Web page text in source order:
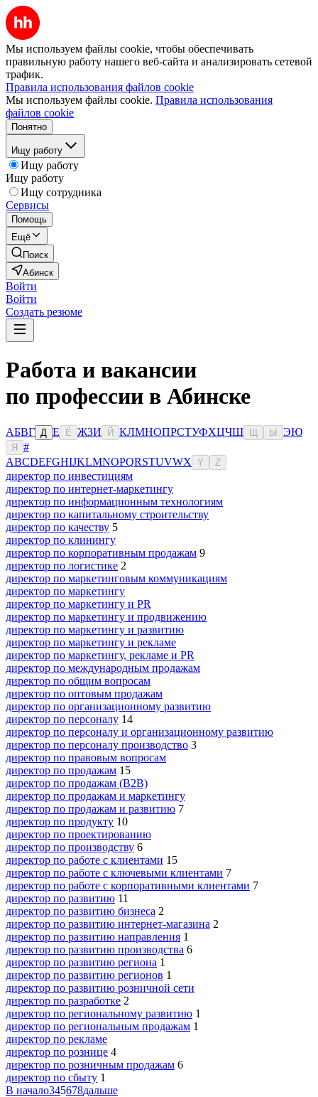
Мы используем файлы cookie, чтобы обеспечивать
правильную работу нашего веб-сайта и анализировать сетевой
трафик.
Правила использования файлов cookie
Мы используем файлы cookie. Правила использования
файлов cookie
Понятно
Ищу работу
Ищу работу
Ищу работу
Ищу сотрудника
Сервисы
Помощь
Ещё
Поиск
Абинск
Войти
Войти
Создать резюме
Работа и вакансии
по профессии в Абинске
АБВГ Д Е Ё ЖЗИ Й КЛМНОПРСТУФХЦЧШ Ы ЭЮ
Я
#
ABCDEFGHIJKLMNOPQRSTUVWX Y Z
директор по инвестициям
директор по интернет-маркетингу
директор по информационным технологиям
директор по капитальному строительству
директор по качеству 5
директор по клинингу
директор по корпоративным продажам 9
директор по логистике 2
директор по маркетинговым коммуникациям
директор по маркетингу
директор по маркетингу и PR
директор по маркетингу и продвижению
директор по маркетингу и развитию
директор по маркетингу и рекламе
директор по маркетингу, рекламе и PR
директор по международным продажам
директор по общим вопросам
директор по оптовым продажам
директор по организационному развитию
директор по персоналу 14
директор по персоналу и организационному развитию
директор по персоналу производство 3
директор по правовым вопросам
директор по продажам 15
директор по продажам (B2B)
директор по продажам и маркетингу
директор по продажам и развитию 7
директор по продукту 10
директор по проектированию
директор по производству 6
директор по работе с клиентами 15
директор по работе с ключевыми клиентами 7
директор по работе с корпоративными клиентами 7
директор по развитию 11
директор по развитию бизнеса 2
директор по развитию интернет-магазина 2
директор по развитию направления 1
директор по развитию производства 6
директор по развитию региона 1
директор по развитию регионов 1
директор по развитию розничной сети
директор по разработке 2
директор по региональному развитию 1
директор по региональным продажам 1
директор по рекламе
директор по рознице 4
директор по розничным продажам 6
директор по сбыту 1
В начало345678дальше